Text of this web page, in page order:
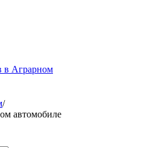
в Аграрном
/
автомобиле